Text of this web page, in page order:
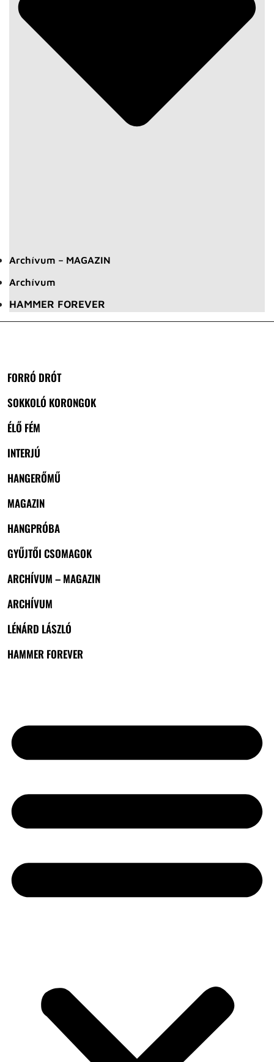
Archívum – MAGAZIN
Archívum
HAMMER FOREVER
FORRÓ DRÓT
SOKKOLÓ KORONGOK
ÉLŐ FÉM
INTERJÚ
HANGERŐMŰ
MAGAZIN
HANGPRÓBA
GYŰJTŐI CSOMAGOK
ARCHÍVUM – MAGAZIN
ARCHÍVUM
LÉNÁRD LÁSZLÓ
HAMMER FOREVER